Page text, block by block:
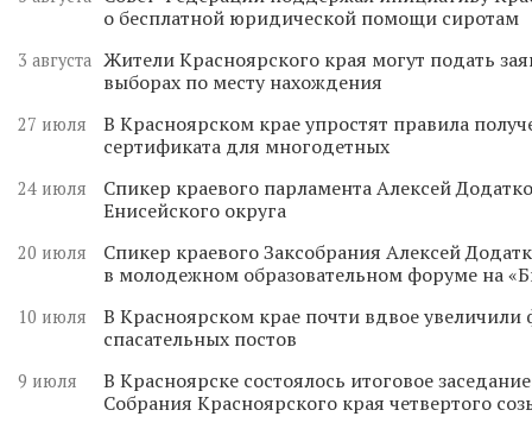
о бесплатной юридической помощи сиротам
3 августа Жители Красноярского края могут подать
выборах по месту нахождения
27 июля
В Красноярском крае упростят правила
сертификата для многодетных
24 июля
Спикер краевого парламента Алексей
Енисейского округа
20 июля
Спикер краевого Заксобрания Алексей
в молодежном образовательном форуме на
10 июля
В Красноярском крае почти вдвое
спасательных постов
9 июля
В Красноярске состоялось итоговое
Собрания Красноярского края четвертого